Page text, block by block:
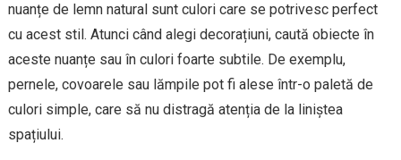
nuanțe de lemn natural sunt culori care se potrivesc perfect
cu acest stil. Atunci când alegi decorațiuni, caută obiecte în
aceste nuanțe sau în culori foarte subtile. De exemplu,
pernele, covoarele sau lămpile pot fi alese într-o paletă de
culori simple, care să nu distragă atenția de la liniștea
spațiului.